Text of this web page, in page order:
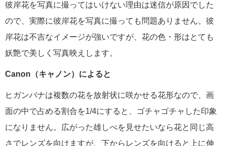
彼岸花を写真に撮ってはいけない理由は迷信が原因でした
ので、実際に彼岸花を写真に撮っても問題ありません。彼
岸花は不吉なイメージが強いですが、花の色・形はとても
妖艶で美しく写真映えします。
Canon（キャノン）によると
ヒガンバナは複数の花を放射状に咲かせる花形なので、画
面の中で占める割合を1/4にすると、ゴチャゴチャした印象
になりません。広がった雄しべを見せたいなら花と同じ高
さでレンズを向けますが、下からレンズを向けると上に伸